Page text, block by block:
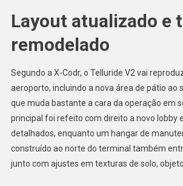
Layout atualizado e
remodelado
Segundo a X-Codr, o Telluride V2 vai
aeroporto, incluindo a nova área de pátio ao
que muda bastante a cara da operação em
principal foi refeito com direito a novo lobby
detalhados, enquanto um hangar de
construído ao norte do terminal também
junto com ajustes em texturas de solo,